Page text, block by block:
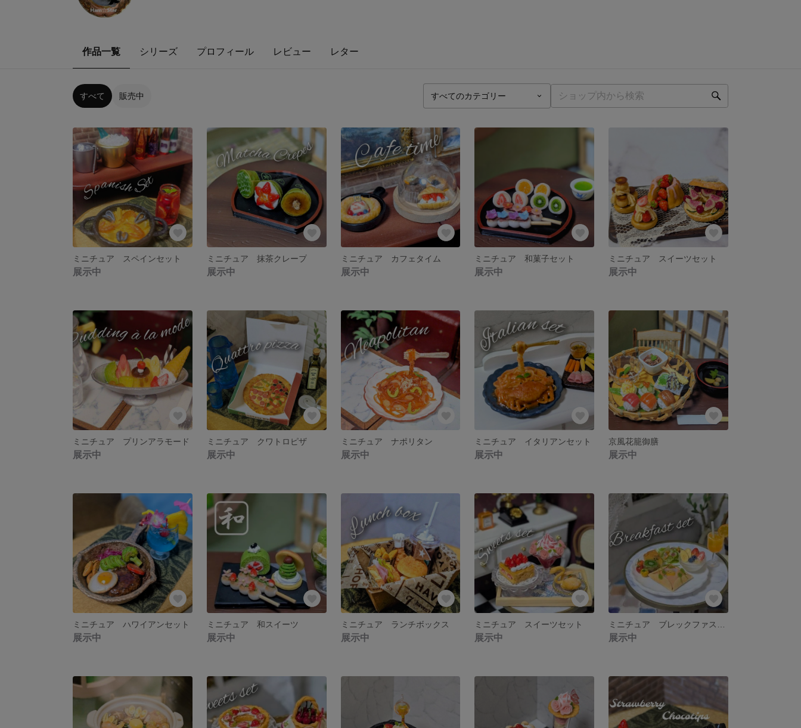
作品一覧 シリーズ プロフィール レビュー レター
すべて 販売中
ミニチュア スペインセット
展示中
ミニチュア 抹茶クレープ
展示中
ミニチュア カフェタイム
展示中
ミニチュア 和菓子セット
展示中
ミニチュア スイーツセット
展示中
ミニチュア プリンアラモード
展示中
ミニチュア クワトロピザ
展示中
ミニチュア ナポリタン
展示中
ミニチュア イタリアンセット
展示中
京風花籠御膳
展示中
ミニチュア ハワイアンセット
展示中
ミニチュア 和スイーツ
展示中
ミニチュア ランチボックス
展示中
ミニチュア スイーツセット
展示中 展示中